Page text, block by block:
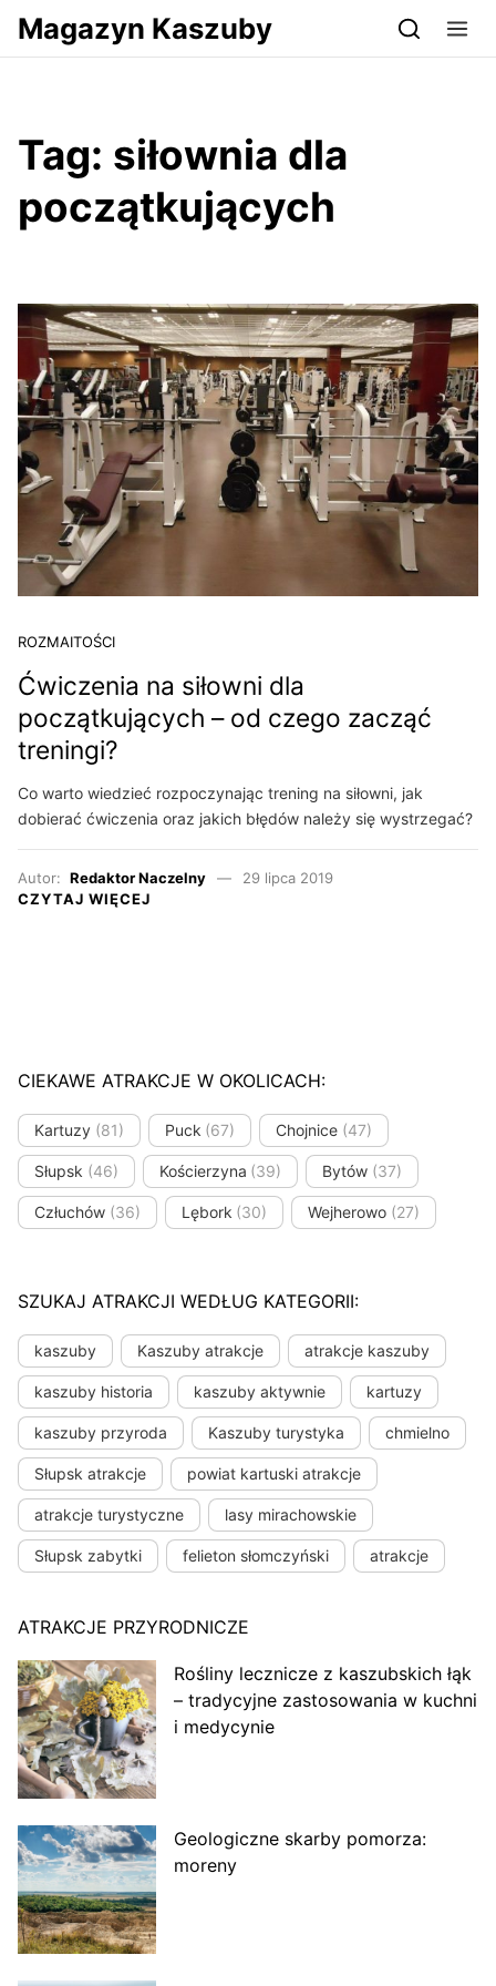
Przejdź do serwisu magazynkaszuby.pl
Magazyn Kaszuby
Tag: siłownia dla
początkujących
ROZMAITOŚCI
Ćwiczenia na siłowni dla
początkujących – od czego zacząć
treningi?
Co warto wiedzieć rozpoczynając trening na siłowni, jak
dobierać ćwiczenia oraz jakich błędów należy się wystrzegać?
Autor: Redaktor Naczelny
29 lipca 2019
CZYTAJ WIĘCEJ
CIEKAWE ATRAKCJE W OKOLICACH:
Kartuzy (81) Puck (67) Chojnice (47)
Słupsk (46) Kościerzyna (39) Bytów (37)
Człuchów (36) Lębork (30) Wejherowo (27)
SZUKAJ ATRAKCJI WEDŁUG KATEGORII:
kaszuby Kaszuby atrakcje atrakcje kaszuby
kaszuby historia kaszuby aktywnie kartuzy
kaszuby przyroda Kaszuby turystyka chmielno
Słupsk atrakcje powiat kartuski atrakcje
atrakcje turystyczne lasy mirachowskie
Słupsk zabytki felieton słomczyński atrakcje
ATRAKCJE PRZYRODNICZE
Rośliny lecznicze z kaszubskich łąk
– tradycyjne zastosowania w kuchni
i medycynie
Geologiczne skarby pomorza:
moreny